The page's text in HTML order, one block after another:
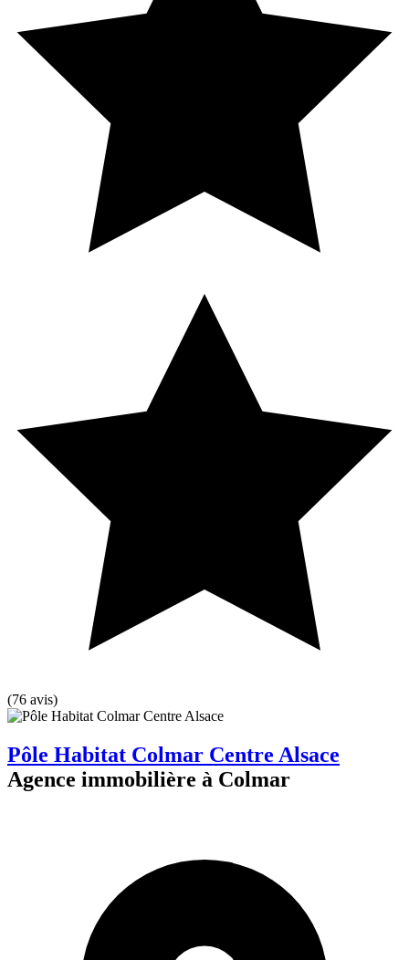
(76 avis)
Pôle Habitat Colmar Centre Alsace
Agence immobilière à Colmar